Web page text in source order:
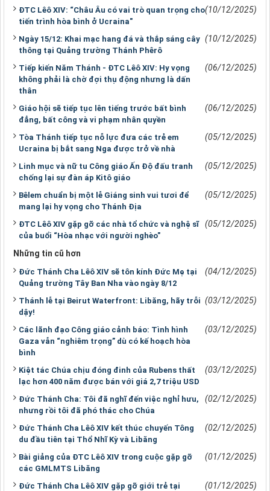
ĐTC Lêô XIV: “Châu Âu có vai trò quan trọng cho
tiến trình hòa bình ở Ucraina"
(10/12/2025)
Ngày 15/12: Khai mạc hang đá và thắp sáng cây
thông tại Quảng trường Thánh Phêrô
(10/12/2025)
Tiếp kiến Năm Thánh - ĐTC Lêô XIV: Hy vọng
không phải là chờ đợi thụ động nhưng là dấn
thân
(06/12/2025)
Giáo hội sẽ tiếp tục lên tiếng trước bất bình
đẳng, bất công và vi phạm nhân quyền
(06/12/2025)
Tòa Thánh tiếp tục nỗ lực đưa các trẻ em
Ucraina bị bắt sang Nga được trở về nhà
(05/12/2025)
Linh mục và nữ tu Công giáo Ấn Độ đấu tranh
chống lại sự đàn áp Kitô giáo
(05/12/2025)
Bêlem chuẩn bị một lễ Giáng sinh vui tươi để
mang lại hy vọng cho Thánh Địa
(05/12/2025)
ĐTC Lêô XIV gặp gỡ các nhà tổ chức và nghệ sĩ
của buổi “Hòa nhạc với người nghèo"
(05/12/2025)
Những tin cũ hơn
Đức Thánh Cha Lêô XIV sẽ tôn kính Đức Mẹ tại
Quảng trường Tây Ban Nha vào ngày 8/12
(04/12/2025)
Thánh lễ tại Beirut Waterfront: Libăng, hãy trỗi
dậy!
(03/12/2025)
Các lãnh đạo Công giáo cảnh báo: Tình hình
Gaza vẫn “nghiêm trọng” dù có kế hoạch hòa
bình
(03/12/2025)
Kiệt tác Chúa chịu đóng đinh của Rubens thất
lạc hơn 400 năm được bán với giá 2,7 triệu USD
(03/12/2025)
Đức Thánh Cha: Tôi đã nghĩ đến việc nghỉ hưu,
nhưng rồi tôi đã phó thác cho Chúa
(02/12/2025)
Đức Thánh Cha Lêô XIV kết thúc chuyến Tông
du đầu tiên tại Thổ Nhĩ Kỳ và Libăng
(02/12/2025)
Bài giảng của ĐTC Lêô XIV trong cuộc gặp gỡ
các GMLMTS Libăng
(01/12/2025)
Đức Thánh Cha Lêô XIV gặp gỡ giới trẻ tại
(01/12/2025)